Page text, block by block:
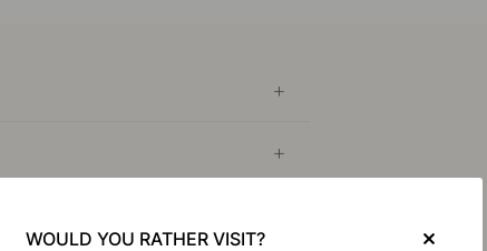
WOULD YOU RATHER VISIT?